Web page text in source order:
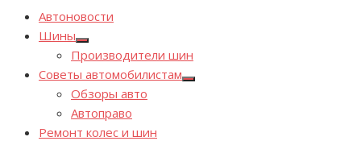
Автоновости
Шины
Показывать
подменю
Производители шин
Советы автомобилистам
Показывать
Обзоры авто
Автоправо
Ремонт колес и шин